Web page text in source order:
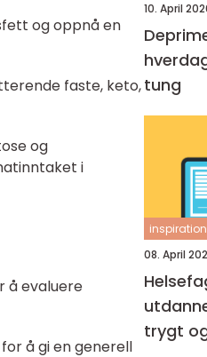
og oppnå en
faste, keto,
og
i
å evaluere
å gi en generell
10. April
tung
inspiration
08. April
utdannelse
trygt